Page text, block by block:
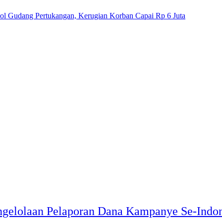
Gudang Pertukangan, Kerugian Korban Capai Rp 6 Juta
Pelaporan Dana Kampanye Se-